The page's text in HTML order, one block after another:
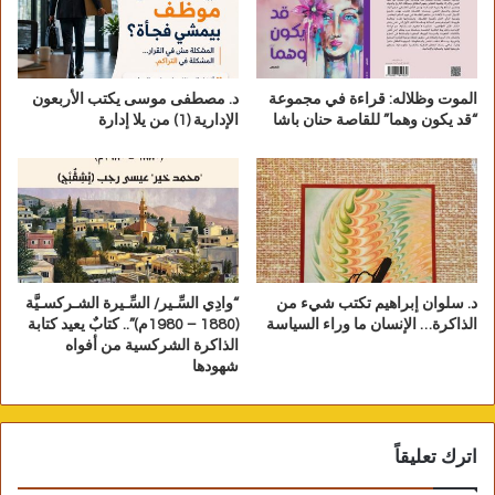
والكفاءة، من بينهم ممثلون عن كل من وزارة
الإسكان والمرافق والمجتمعات العمرانية، والهيئة
المصرية العامة للمساحة، ومصلحة الضرائب
العقارية.
وتنص المادة الثالثة على أن تباشر اللجنة أعمالها
يوميا عدا الإجازات والعطلات الرسمية، ولا يكون
انعقادها صحيحا إلا بحضور أغلبية أعضائها.
وتلتزم لجان الحصر بإعداد محاضر ورقية
باجتماعاتها على أن تتضمن بيانا تفصيليا ودقيقا
لأعمالها، وفقا للمادة الرابعة.
ونصت المادة الخامسة على أن تتولى لجان الحصر
تقسيم المناطق الكائن بها أماكن مؤجرة إلى
مناطق (متميزة – متوسطة – اقتصادية)، على أن
الموت وظلاله: قراءة في مجموعة
“قد يكون وهما” للقاصة حنان باشا
د. مصطفى موسى يكتب الأربعون
الإدارية (1) من يلا إدارة
د. سلوان إبراهيم تكتب شيء من
الذاكرة… الإنسان ما وراء السياسة
“وادِي السِّـير/ السِّـيرة الشـركسـيَّة
(1880 – 1980م)”.. كتابٌ يعيد كتابة
الذاكرة الشركسية من أفواه
شهودها
اترك تعليقاً